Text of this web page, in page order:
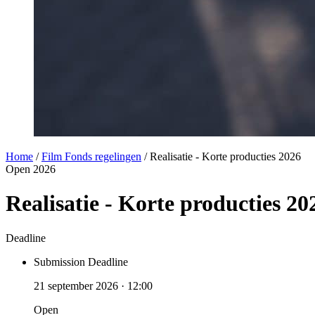
Home / Film Fonds regelingen / Realisatie - Korte producties 2026
Open 2026
Realisatie - Korte producties
Deadline
Submission Deadline
21 september 2026 · 12:00
Open